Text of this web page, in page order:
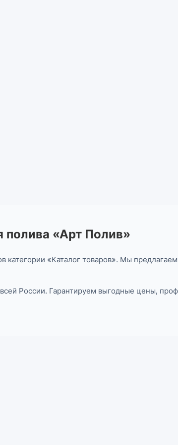
полива «Арт Полив»
категории «Каталог товаров». Мы
России. Гарантируем выгодные цены,